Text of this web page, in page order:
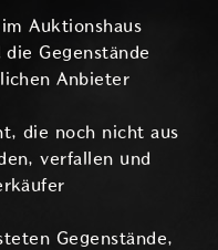
Auktionshaus
Gegenstände
Anbieter
die noch nicht aus
verfallen und
Gegenstände,